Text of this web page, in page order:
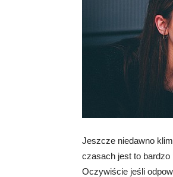
Jeszcze niedawno
czasach jest to bardzo
Oczywiście jeśli